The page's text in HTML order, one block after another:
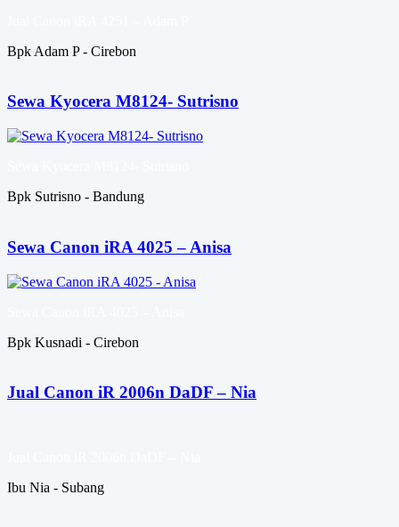
Bpk Adam P - Cirebon
Sewa Kyocera M8124- Sutrisno
Bpk Sutrisno - Bandung
Sewa Canon iRA 4025 – Anisa
Bpk Kusnadi - Cirebon
Jual Canon iR 2006n DaDF – Nia
Ibu Nia - Subang